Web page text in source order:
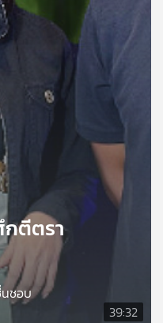
39:32
กตีตรา
ชอบ